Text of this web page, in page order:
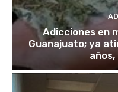
Adicciones en
Guanajuato; ya
años,